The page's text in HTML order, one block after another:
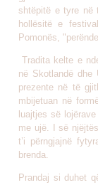
shtëpitë e tyre në
hollësitë e
Pomonës,
Tradita kelte e
në Skotlandë dhe
prezente në të
mbijetuan në
luajtjes së
me ujë. I së
t’i përngjajnë
brenda.
Prandaj si duhet